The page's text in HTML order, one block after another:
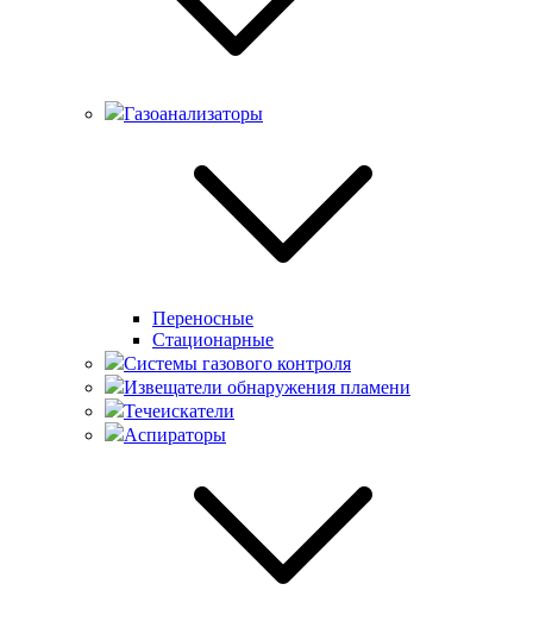
Газоанализаторы
Переносные
Стационарные
Системы газового контроля
Извещатели обнаружения пламени
Течеискатели
Аспираторы